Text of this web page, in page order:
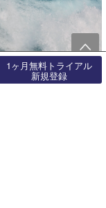
1ヶ月無料トライアル
新規登録